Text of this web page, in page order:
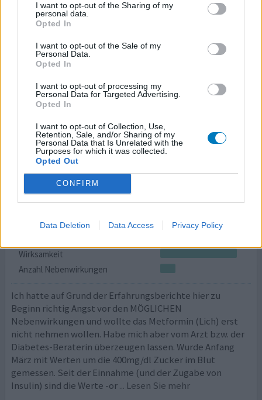
I want to opt-out of the Sharing of my
personal data.
Opted In
I want to opt-out of the Sale of my
Personal Data.
Opted In
I want to opt-out of processing my
Personal Data for Targeted Advertising.
Opted In
I want to opt-out of Collection, Use,
Retention, Sale, and/or Sharing of my
Personal Data that Is Unrelated with the
Purposes for which it was collected.
Opted Out
CONFIRM
Data Deletion Data Access Privacy Policy
Anzahl Nebenwirkungen
Am 22.12.2015 wurde bei mir ein erhöhter langzeitzucker
festgestellt , da ich trotz Sport und
ernährungsumstellung nicht abnahm und auch die Werte
nicht besser wurden bekomme ich seit April diesen
Jahres metformin Erstmal für 2 wochen 2x850mg Die
ersten 2 Tage war ich müde aber die Waage zeigte
erfolgreich weniger an wenn auch nur 3 Pfund und mein
ihre erfahrung 0 Kommentare
Metformin
Diabetes Type 2
Wirksamkeit
Anzahl Nebenwirkungen
Ich hatte auf Grund der Erfahrungsberichte hier zu
Beginn richtig Angst vor den MÖGLICHEN
Nebenwirkungen und wollte das Metformin (Lich) erst
nicht nehmen wollen. Habe mich aber vom Arzt bzw. der
Diabetes-Beraterin überzeugen lassen. Wurde Anfang
März mit Werten um die 400mg/dl Zucker im Blut
gemessen. Seit der Einnahme (und der Zugabe von
Insulin) sind die Werte -or... Lesen Sie mehr